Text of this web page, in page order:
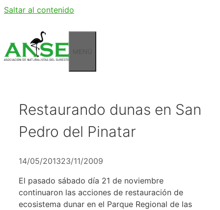
Saltar al contenido
Restaurando dunas en San
Pedro del Pinatar
14/05/201323/11/2009
El pasado sábado día 21 de noviembre
continuaron las acciones de restauración de
ecosistema dunar en el Parque Regional de las